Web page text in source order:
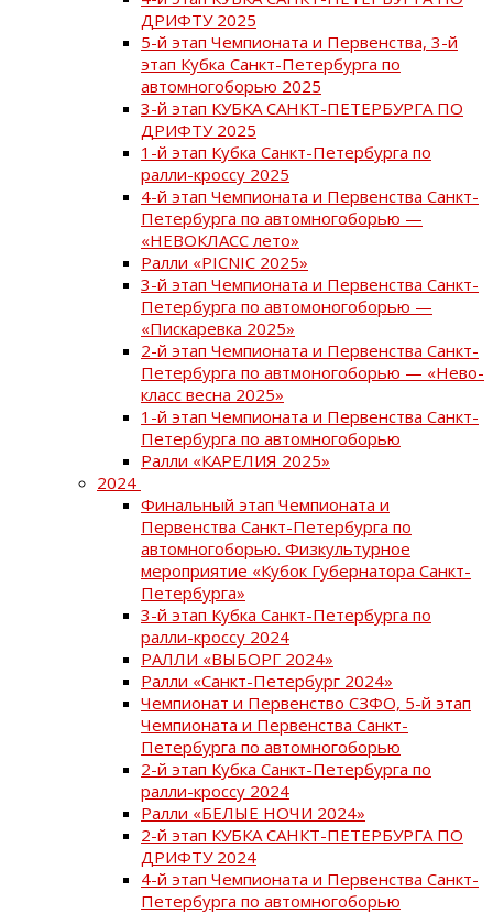
ДРИФТУ 2025
5-й этап Чемпионата и Первенства, 3-й
этап Кубка Санкт-Петербурга по
автомногоборью 2025
3-й этап КУБКА САНКТ-ПЕТЕРБУРГА ПО
ДРИФТУ 2025
1-й этап Кубка Санкт-Петербурга по
ралли-кроссу 2025
4-й этап Чемпионата и Первенства Санкт-
Петербурга по автомногоборью —
«НЕВОКЛАСС лето»
Ралли «PICNIC 2025»
3-й этап Чемпионата и Первенства Санкт-
Петербурга по автомоногоборью —
«Пискаревка 2025»
2-й этап Чемпионата и Первенства Санкт-
Петербурга по автмоногоборью — «Нево-
класс весна 2025»
1-й этап Чемпионата и Первенства Санкт-
Петербурга по автомногоборью
Ралли «КАРЕЛИЯ 2025»
2024
Финальный этап Чемпионата и
Первенства Санкт-Петербурга по
автомногоборью. Физкультурное
мероприятие «Кубок Губернатора Санкт-
Петербурга»
3-й этап Кубка Санкт-Петербурга по
ралли-кроссу 2024
РАЛЛИ «ВЫБОРГ 2024»
Ралли «Санкт-Петербург 2024»
Чемпионат и Первенство СЗФО, 5-й этап
Чемпионата и Первенства Санкт-
Петербурга по автомногоборью
2-й этап Кубка Санкт-Петербурга по
ралли-кроссу 2024
Ралли «БЕЛЫЕ НОЧИ 2024»
2-й этап КУБКА САНКТ-ПЕТЕРБУРГА ПО
ДРИФТУ 2024
4-й этап Чемпионата и Первенства Санкт-
Петербурга по автомногоборью